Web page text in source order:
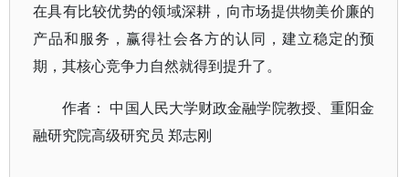
在具有比较优势的领域深耕，向市场提供物美价廉的
产品和服务，赢得社会各方的认同，建立稳定的预
期，其核心竞争力自然就得到提升了。
作者： 中国人民大学财政金融学院教授、重阳金
融研究院高级研究员 郑志刚